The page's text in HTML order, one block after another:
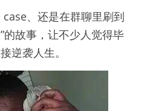
、还是在群聊里刷到
的故事，让不少人觉得毕
逆袭人生。